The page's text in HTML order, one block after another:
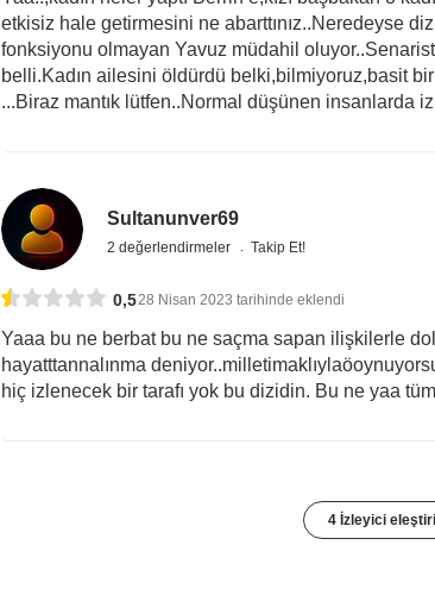
etkisiz hale getirmesini ne abarttınız..Neredeyse
fonksiyonu olmayan Yavuz müdahil
belli.Kadın ailesini öldürdü belki,bilmiyoruz,basit
...Biraz mantık lütfen..Normal düşünen insanlarda
Sultanunver69
2 değerlendirmeler Takip Et!
0,528 Nisan 2023 tarihinde eklendi
Yaaa bu ne berbat bu ne saçma sapan ilişkilerle
hayatttannalınma
hiç izlenecek bir tarafı yok bu dizidin. Bu ne yaa
4 İzleyici